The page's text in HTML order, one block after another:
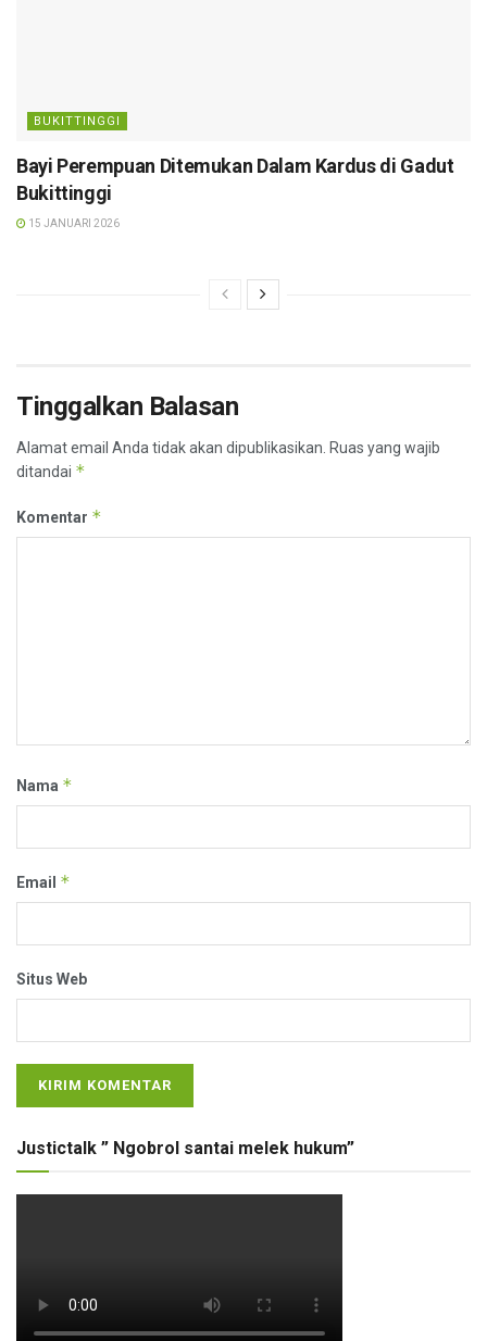
BUKITTINGGI
Bayi Perempuan Ditemukan Dalam Kardus di Gadut
Bukittinggi
15 JANUARI 2026
Tinggalkan Balasan
Alamat email Anda tidak akan dipublikasikan. Ruas yang wajib
ditandai *
Komentar *
Nama *
Email *
Situs Web
Justictalk ” Ngobrol santai melek hukum”